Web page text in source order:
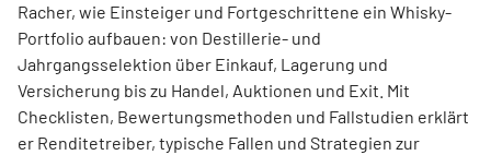
Racher, wie Einsteiger und Fortgeschrittene ein Whisky-
Portfolio aufbauen: von Destillerie- und
Jahrgangsselektion über Einkauf, Lagerung und
Versicherung bis zu Handel, Auktionen und Exit. Mit
Checklisten, Bewertungsmethoden und Fallstudien erklärt
er Renditetreiber, typische Fallen und Strategien zur